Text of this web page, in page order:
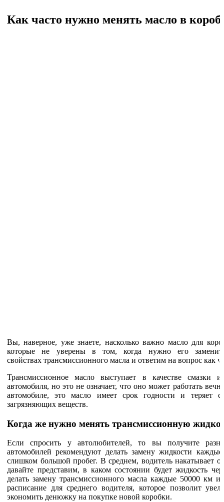
Как часто нужно менять масло в
Вы, наверное, уже знаете, насколько важно масло для
которые не уверены в том, когда нужно его
свойствах трансмиссионного масла и ответим на вопрос как
Трансмиссионное масло выступает в качестве
автомобиля, но это не означает, что оно может работать
автомобиле, это масло имеет срок годности и теряет
загрязняющих веществ.
Когда же нужно менять трансмиссионную
Если спросить у автолюбителей, то вы получите
автомобилей рекомендуют делать замену жидкости
слишком большой пробег. В среднем, водитель накатывает
давайте представим, в каком состоянии будет жидкость
делать замену трансмиссионного масла каждые 50000 км
расписание для среднего водителя, которое позволит
экономить денюжку на покупке новой коробки.